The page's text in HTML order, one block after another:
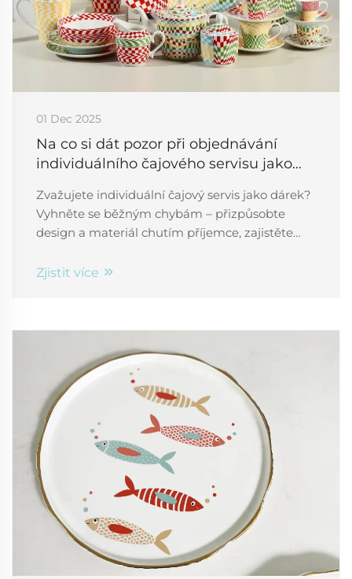
01 Dec 2025
Na co si dát pozor při objednávání
individuálního čajového servisu jako
Zvažujete individuální čajový servis jako dárek?
Vyhněte se běžným chybám – přizpůsobte
design a materiál chutím příjemce, zajistěte
dodání. Udělejte to správně – začněte hned.
Zjistit více